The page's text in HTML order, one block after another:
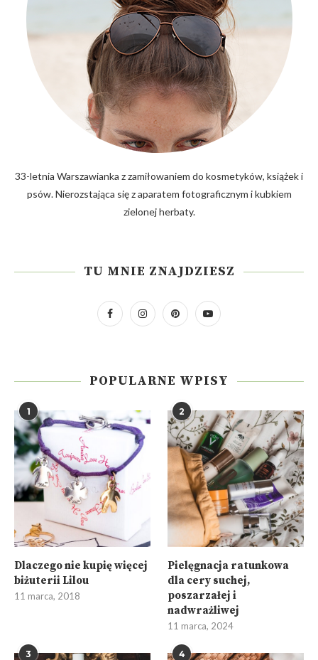
33-letnia Warszawianka z zamiłowaniem do kosmetyków, książek i
psów. Nierozstająca się z aparatem fotograficznym i kubkiem
zielonej herbaty.
TU MNIE ZNAJDZIESZ
POPULARNE WPISY
1
Dlaczego nie kupię więcej
biżuterii Lilou
11 marca, 2018
2
Pielęgnacja ratunkowa
dla cery suchej,
poszarzałej i
nadwrażliwej
11 marca, 2024
3 4